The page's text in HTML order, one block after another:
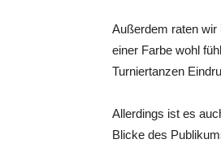
Außerdem raten wir
einer Farbe wohl
Turniertanzen
Allerdings ist es
Blicke des